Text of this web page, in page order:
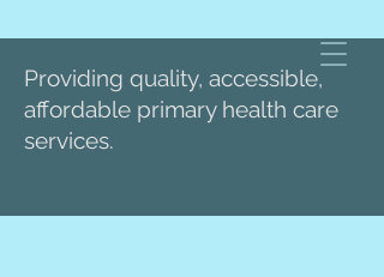
Providing quality, accessible,
affordable primary health care
services.